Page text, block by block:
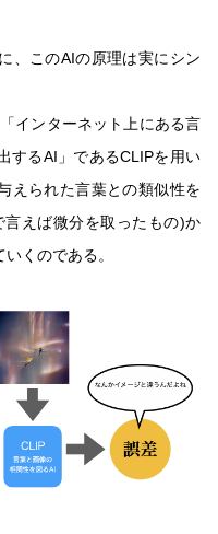
、このAIの原理は実にシン
インターネット上にある言
するAI」であるCLIPを用い
えられた言葉との類似性を
えば微分を取ったもの)か
くのである。